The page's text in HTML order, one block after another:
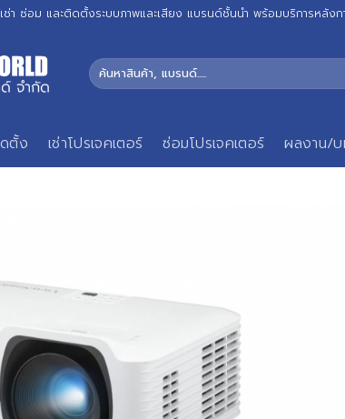
ช่า ซ่อม และติดตั้งระบบภาพและเสียง แบรนด์ชั้นนำ พร้อมบริการหลังก
ค้นหา:
ตั้ง เช่าโปรเจคเตอร์ ซ่อมโปรเจคเตอร์ ผลงาน/บ